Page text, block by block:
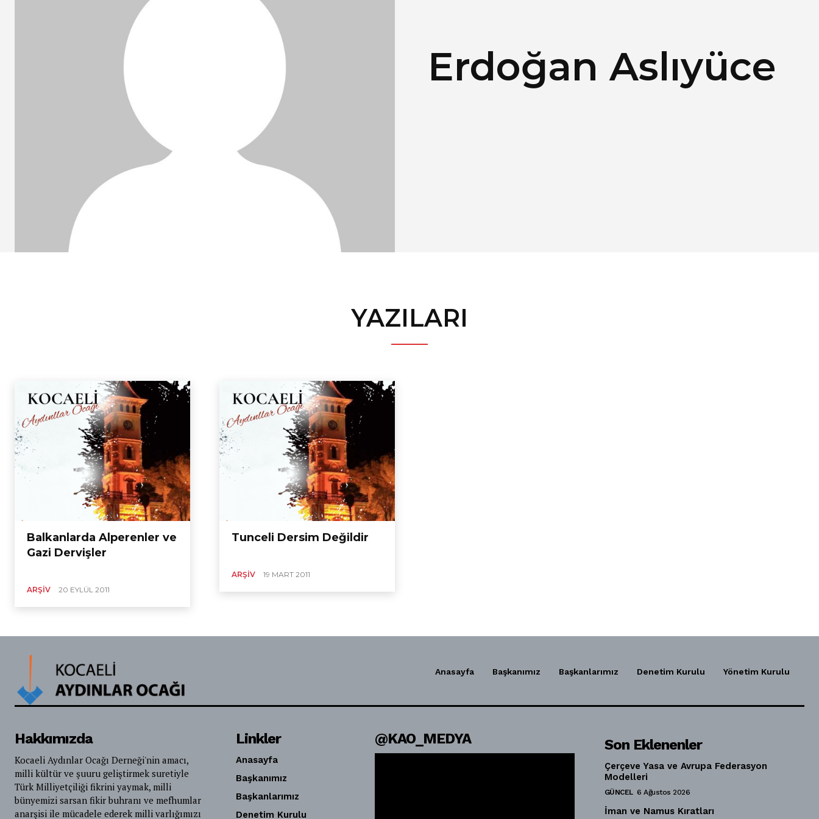
Erdoğan Aslıyüce
YAZILARI
Balkanlarda Alperenler ve
Gazi Dervişler
ARŞIV 20 EYLÜL 2011
Tunceli Dersim Değildir
ARŞIV 19 MART 2011
Anasayfa Başkanımız Başkanlarımız Denetim Kurulu Yönetim Kurulu
Hakkımızda
Kocaeli Aydınlar Ocağı Derneği'nin amacı,
milli kültür ve şuuru geliştirmek suretiyle
Türk Milliyetçiliği fikrini yaymak, milli
bünyemizi sarsan fikir buhranı ve mefhumlar
anarşisi ile mücadele ederek milli varlığımızı
Linkler
Anasayfa
Başkanımız
Başkanlarımız
Denetim Kurulu
@KAO_MEDYA Son Eklenenler
Çerçeve Yasa ve Avrupa Federasyon
Modelleri
GÜNCEL 6 Ağustos 2026
İman ve Namus Kıratları